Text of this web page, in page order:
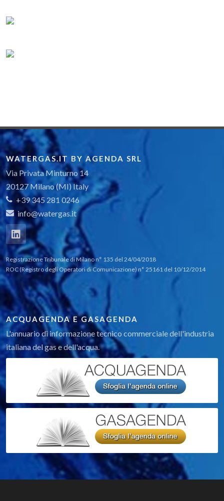
WATERGAS.IT BY AGENDA SRL
Via Privata Minturno 14
20127 Milano (MI) Italy
+39 345 281 0246
info@watergas.it
Registrazione Tribunale di Milano n° 135 del 24/04/2018
ROC (Registro degli Operatori di Comunicazione) n° 25161 del 10/12/2014
ACQUAGENDA E GASAGENDA
L'annuario di informazione tecnico commerciale dell'industria
italiana del gas e dell'acqua.